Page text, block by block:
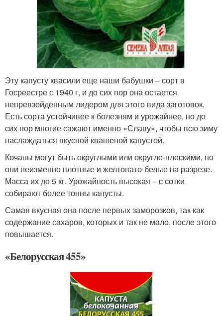
Эту капусту квасили еще наши бабушки – сорт в
Госреестре с 1940 г, и до сих пор она остается
непревзойденным лидером для этого вида заготовок.
Есть сорта устойчивее к болезням и урожайнее, но до
сих пор многие сажают именно «Славу», чтобы всю зиму
наслаждаться вкусной квашеной капустой.
Кочаны могут быть округлыми или округло-плоскими, но
они неизменно плотные и желтовато-белые на разрезе.
Масса их до 5 кг. Урожайность высокая – с сотки
собирают более тонны капусты.
Самая вкусная она после первых заморозков, так как
содержание сахаров, которых и так не мало, после этого
повышается.
«Белорусская 455»